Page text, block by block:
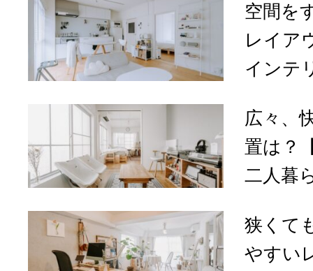
空間を
レイア
インテ
広々、
置は？
二人暮
狭くて
やすい